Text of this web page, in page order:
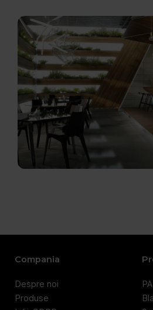
Compania
Despre noi
Produse
umflă, NU se dezlipește și NU
Alege calitatea care ține ani,